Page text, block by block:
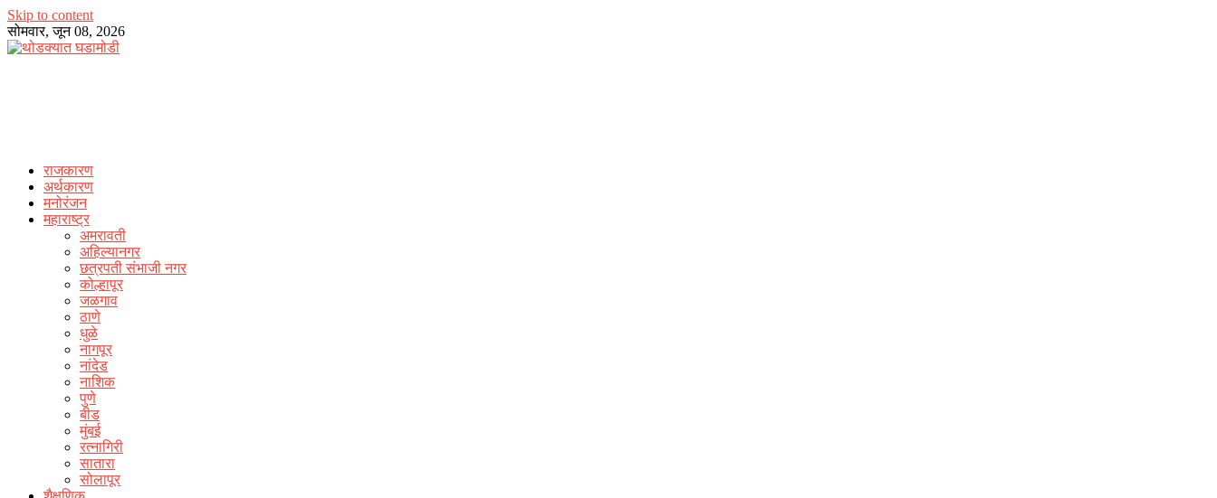
Skip to content
सोमवार, जून 08, 2026
राजकारण
अर्थकारण
मनोरंजन
महाराष्ट्र
अमरावती
अहिल्यानगर
छत्रपती संभाजी नगर
कोल्हापूर
जळगाव
ठाणे
धुळे
नागपूर
नांदेड
नाशिक
पुणे
बीड
मुंबई
रत्नागिरी
सातारा
सोलापूर